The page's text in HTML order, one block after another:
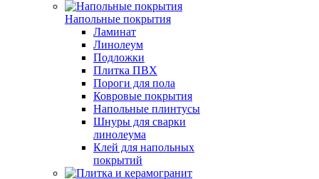
Напольные покрытия
Ламинат
Линолеум
Подложки
Плитка ПВХ
Пороги для пола
Ковровые покрытия
Напольные плинтусы
Шнуры для сварки
линолеума
Клей для напольных
покрытий